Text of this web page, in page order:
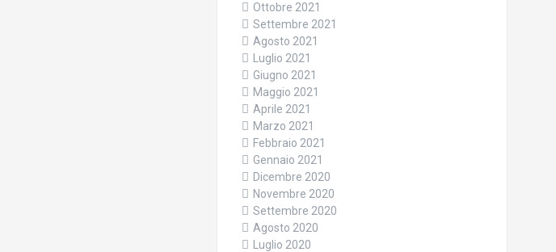
Ottobre 2021
Settembre 2021
Agosto 2021
Luglio 2021
Giugno 2021
Maggio 2021
Aprile 2021
Marzo 2021
Febbraio 2021
Gennaio 2021
Dicembre 2020
Novembre 2020
Settembre 2020
Agosto 2020
Luglio 2020